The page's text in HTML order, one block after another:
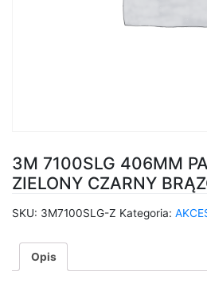
3M 7100SLG 406MM
ZIELONY CZARNY
SKU: 3M7100SLG-Z Kategoria:
Opis